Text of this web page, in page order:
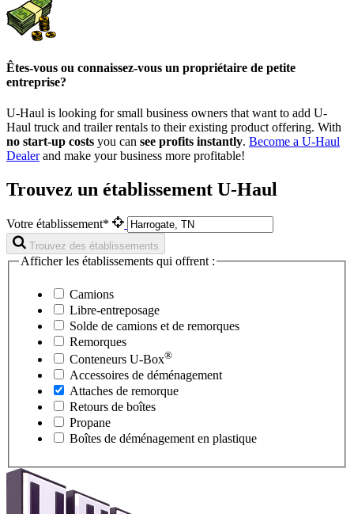
Êtes-vous ou connaissez-vous un propriétaire de petite
entreprise?
U-Haul is looking for small business owners that want to add U-
Haul truck and trailer rentals to their existing product offering. With
no start-up costs you can see profits instantly. Become a U-Haul
Dealerand make your business more profitable!
Trouvez un établissement U-Haul
Votre établissement*
Trouvez des établissements
Afficher les établissements qui offrent :
Camions
Libre-entreposage
Solde de camions et de remorques
Remorques
Conteneurs U-Box®
Accessoires de déménagement
Attaches de remorque
Retours de boîtes
Propane
Boîtes de déménagement en plastique